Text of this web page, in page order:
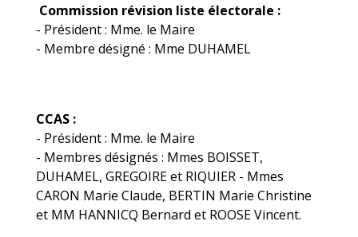
Commission révision liste électorale :
- Président : Mme. le Maire
- Membre désigné : Mme DUHAMEL
CCAS :
- Président : Mme. le Maire
- Membres désignés : Mmes BOISSET,
DUHAMEL, GREGOIRE et RIQUIER - Mmes
CARON Marie Claude, BERTIN Marie Christine
et MM HANNICQ Bernard et ROOSE Vincent.